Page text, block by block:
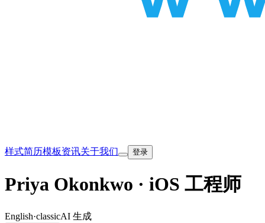
样式简历模板资讯关于我们 登录
Priya Okonkwo · iOS 工程师
English·classicAI 生成